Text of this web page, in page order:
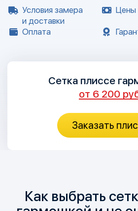
Условия замера
и доставки
Цены
Оплата
Сетка плиссе
от 6 200
Заказать
Как выбрать